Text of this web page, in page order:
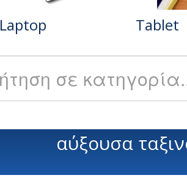
Laptop Tablet
αύξουσα